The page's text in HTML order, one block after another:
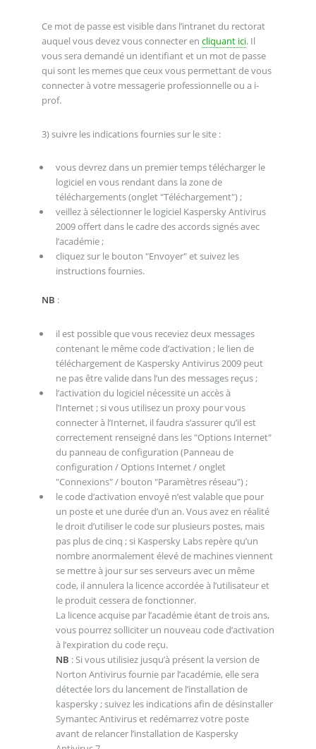
Ce mot de passe est visible dans l’intranet du rectorat
auquel vous devez vous connecter en cliquant ici. Il
vous sera demandé un identifiant et un mot de passe
qui sont les memes que ceux vous permettant de vous
connecter à votre messagerie professionnelle ou a i-
prof.
3) suivre les indications fournies sur le site :
vous devrez dans un premier temps télécharger le
logiciel en vous rendant dans la zone de
téléchargements (onglet "Téléchargement") ;
veillez à sélectionner le logiciel Kaspersky Antivirus
2009 offert dans le cadre des accords signés avec
l’académie ;
cliquez sur le bouton "Envoyer" et suivez les
instructions fournies.
NB :
il est possible que vous receviez deux messages
contenant le même code d’activation ; le lien de
téléchargement de Kaspersky Antivirus 2009 peut
ne pas être valide dans l’un des messages reçus ;
l’activation du logiciel nécessite un accès à
l’Internet ; si vous utilisez un proxy pour vous
connecter à l’Internet, il faudra s’assurer qu’il est
correctement renseigné dans les "Options Internet"
du panneau de configuration (Panneau de
configuration / Options Internet / onglet
"Connexions" / bouton "Paramètres réseau") ;
le code d’activation envoyé n’est valable que pour
un poste et une durée d’un an. Vous avez en réalité
le droit d’utiliser le code sur plusieurs postes, mais
pas plus de cinq ; si Kaspersky Labs repère qu’un
nombre anormalement élevé de machines viennent
se mettre à jour sur ses serveurs avec un même
code, il annulera la licence accordée à l’utilisateur et
le produit cessera de fonctionner.
La licence acquise par l’académie étant de trois ans,
vous pourrez solliciter un nouveau code d’activation
à l’expiration du code reçu.
NB : Si vous utilisiez jusqu’à présent la version de
Norton Antivirus fournie par l’académie, elle sera
détectée lors du lancement de l’installation de
kaspersky ; suivez les indications afin de désinstaller
Symantec Antivirus et redémarrez votre poste
avant de relancer l’installation de Kaspersky